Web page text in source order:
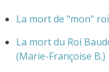
La mort de "mon"
La mort du Roi
(Marie-Françoise B.)